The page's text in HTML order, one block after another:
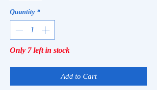
Quantity *
Only 7 left in stock
Add to Cart